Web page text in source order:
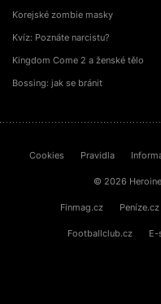
Korejské zombie masky
Kvíz: Poznáte narcistu?
Kingdom Come 2 a ženské tělo
Bossing: jak se bránit
Cookies Pravidla
© 2026
Finmag.cz Peníze.cz
Footballclub.cz E-